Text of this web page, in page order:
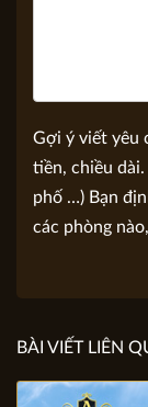
Gợi ý viết yêu